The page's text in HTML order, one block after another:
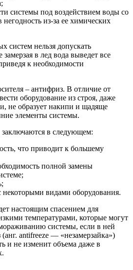
системы под воздействием воды со
из-за ее химических
систем нельзя допускать
в лед вода выведет все
к необходимости
– антифриз. В отличие от
оборудование из строя, даже
не образует накипи и щадяще
элементы системы.
в следующем:
что приводит к большему
полной замены
некоторыми видами оборудования.
настоящим спасением для
температурами, которые могут
системы, если в ней
antifreeze — «незамерзайка»)
и не изменит объема даже в